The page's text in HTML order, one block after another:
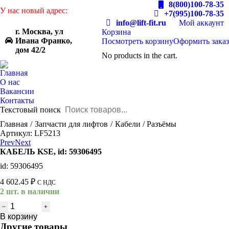
У нас новый адрес:
г. Москва, ул
Ивана Франко,
дом 42/2
8(800)100-78-35
+7(995)100-78-35
info@lift-fit.ru
Мой аккаунт
Корзина
Посмотреть корзинуОформить заказ
No products in the cart.
Главная
О нас
Вакансии
Контакты
Текстовый поиск
You are here:
Главная Запчасти для лифтов
Кабели / Разъёмы
Артикул: LF5213
PrevNext
КАБЕЛЬ KSE, id: 59306495
id: 59306495
4 602.45 ₽ С НДС
2 шт. в наличии
Количество
товара
КАБЕЛЬ
В корзину
Другие товары